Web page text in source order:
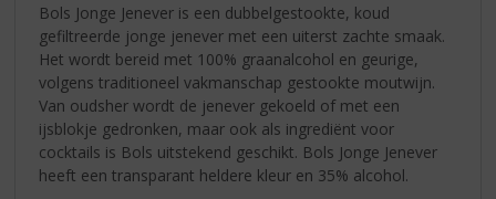
Bols Jonge Jenever is een dubbelgestookte, koud
gefiltreerde jonge jenever met een uiterst zachte smaak.
Het wordt bereid met 100% graanalcohol en geurige,
volgens traditioneel vakmanschap gestookte moutwijn.
Van oudsher wordt de jenever gekoeld of met een
ijsblokje gedronken, maar ook als ingrediënt voor
cocktails is Bols uitstekend geschikt. Bols Jonge Jenever
heeft een transparant heldere kleur en 35% alcohol.